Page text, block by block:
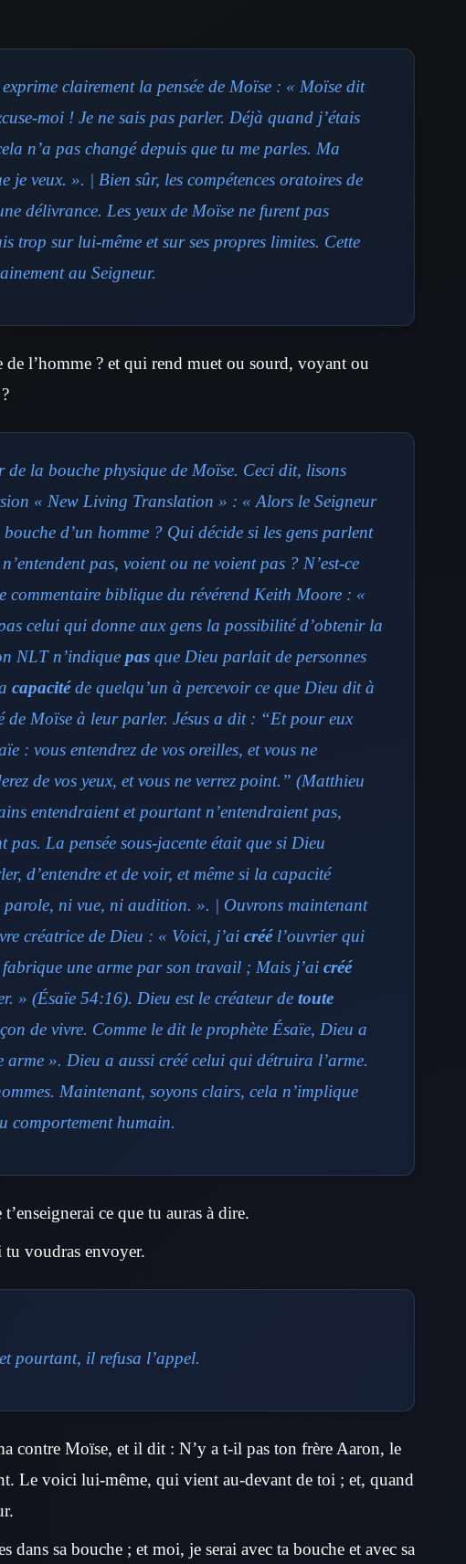
clairement la pensée de Moïse : « Moïse dit
moi ! Je ne sais pas parler. Déjà quand j’étais
n’a pas changé depuis que tu me parles. Ma
je veux. ». | Bien sûr, les compétences oratoires de
délivrance. Les yeux de Moïse ne furent pas
trop sur lui-même et sur ses propres limites. Cette
au Seigneur.
l’homme ? et qui rend muet ou sourd, voyant ou
de la bouche physique de Moïse. Ceci dit, lisons
« New Living Translation » : « Alors le Seigneur
d’un homme ? Qui décide si les gens parlent
pas, voient ou ne voient pas ? N’est-ce
commentaire biblique du révérend Keith Moore : «
celui qui donne aux gens la possibilité d’obtenir la
NLT n’indique pas que Dieu parlait de personnes
capacitéde quelqu’un à percevoir ce que Dieu dit à
de Moïse à leur parler. Jésus a dit : “Et pour eux
: vous entendrez de vos oreilles, et vous ne
de vos yeux, et vous ne verrez point.” (Matthieu
entendraient et pourtant n’entendraient pas,
La pensée sous-jacente était que si Dieu
d’entendre et de voir, et même si la capacité
ni vue, ni audition. ». | Ouvrons maintenant
créatrice de Dieu : « Voici, j’ai créél’ouvrier qui
une arme par son travail ; Mais j’ai créé
» (Ésaïe 54:16). Dieu est le créateur de toute
de vivre. Comme le dit le prophète Ésaïe, Dieu a
». Dieu a aussi créé celui qui détruira l’arme.
Maintenant, soyons clairs, cela n’implique
comportement humain.
ce que tu auras à dire.
voudras envoyer.
pourtant, il refusa l’appel.
contre Moïse, et il dit : N’y a t-il pas ton frère Aaron, le
Le voici lui-même, qui vient au-devant de toi ; et, quand
dans sa bouche ; et moi, je serai avec ta bouche et avec sa